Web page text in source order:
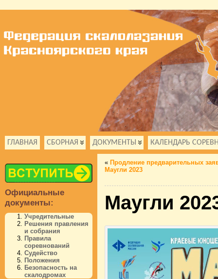
ГЛАВНАЯ СБОРНАЯ ДОКУМЕНТЫ КАЛЕНДАРЬ
Официальные
документы:
Учредительные
Решения правления
и собрания
Правила
соревнований
Судейство
Положения
Безопасность на
скалодромах
« Продление предварительных
Маугли 2023
Маугли